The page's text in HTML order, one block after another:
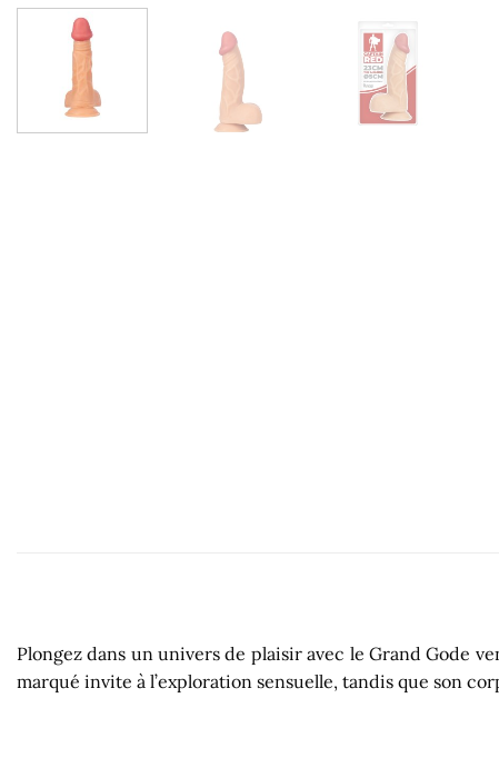
Plongez dans un univers de plaisir avec le Grand Gode
marqué invite à l’exploration sensuelle, tandis que son